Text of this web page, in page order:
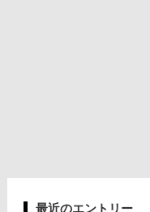
最近のエントリー